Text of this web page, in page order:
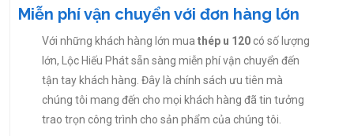
Miễn phí vận chuyển với đơn hàng lớn
Với những khách hàng lớn mua thép u 120có số lượng
lớn, Lộc Hiếu Phát sẵn sàng miễn phí vận chuyển đến
tận tay khách hàng. Đây là chính sách ưu tiên mà
chúng tôi mang đến cho mọi khách hàng đã tin tưởng
trao trọn công trình cho sản phẩm của chúng tôi.